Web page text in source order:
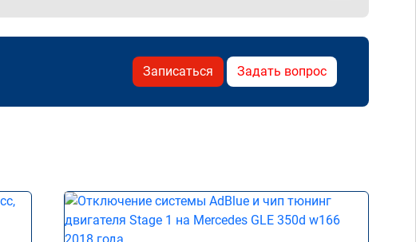
Записаться Задать вопрос